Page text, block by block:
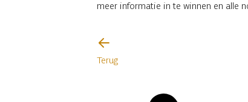
meer informatie in te winnen en alle
Terug